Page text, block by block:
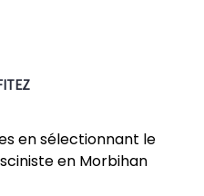
en sélectionnant le
en Morbihan